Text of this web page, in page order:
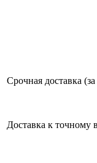
Срочная доставка (за
Доставка к точному